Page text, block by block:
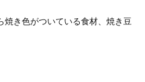
焼き色がついている食材、焼き豆